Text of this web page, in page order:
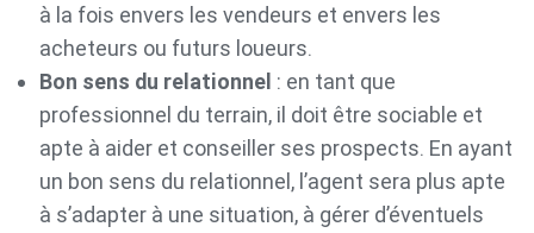
à la fois envers les vendeurs et envers les
acheteurs ou futurs loueurs.
Bon sens du relationnel : en tant que
professionnel du terrain, il doit être sociable et
apte à aider et conseiller ses prospects. En ayant
un bon sens du relationnel, l’agent sera plus apte
à s’adapter à une situation, à gérer d’éventuels